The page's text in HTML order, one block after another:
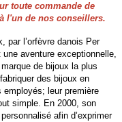
toute commande de
l'un de nos conseillers.
par l’orfèvre danois Per
aventure exceptionnelle,
de bijoux la plus
des bijoux en
leur première
simple. En 2000, son
afin d’exprimer